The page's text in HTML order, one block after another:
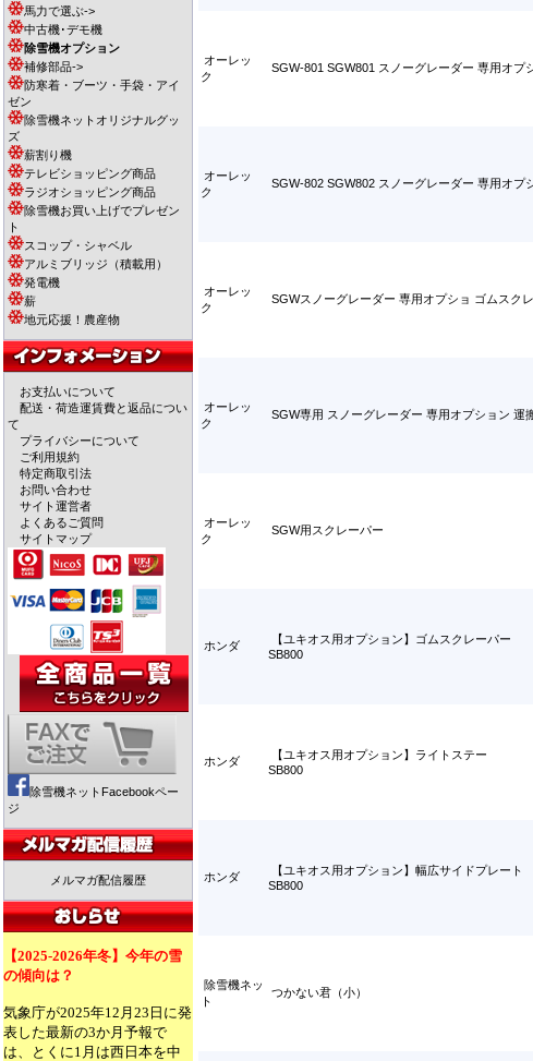
馬力で選ぶ->
中古機･デモ機
除雪機オプション
補修部品->
防寒着・ブーツ・手袋・アイ
ゼン
除雪機ネットオリジナルグッ
ズ
薪割り機
テレビショッピング商品
ラジオショッピング商品
除雪機お買い上げでプレゼン
ト
スコップ・シャベル
アルミブリッジ（積載用）
発電機
薪
地元応援！農産物
お支払いについて
配送・荷造運賃費と返品につい
て
プライバシーについて
ご利用規約
特定商取引法
お問い合わせ
サイト運営者
よくあるご質問
サイトマップ
除雪機ネットFacebookペー
ジ
メルマガ配信履歴
【2025-2026年冬】今年の雪
の傾向は？
気象庁が2025年12月23日に発
表した最新の3か月予報で
は、とくに1月は西日本を中
オーレッ
ク
SGW-801 SGW801 スノーグレーダー 専用オプ
オーレッ
ク
SGW-802 SGW802 スノーグレーダー 専用オプ
オーレッ
ク
SGWスノーグレーダー 専用オプショ ゴムスク
オーレッ
ク
SGW専用 スノーグレーダー 専用オプション 運
オーレッ
ク
SGW用スクレーパー
ホンダ
【ユキオス用オプション】ゴムスクレーパー
SB800
ホンダ
【ユキオス用オプション】ライトステー
SB800
ホンダ
【ユキオス用オプション】幅広サイドプレート
SB800
除雪機ネッ
ト
つかない君（小）